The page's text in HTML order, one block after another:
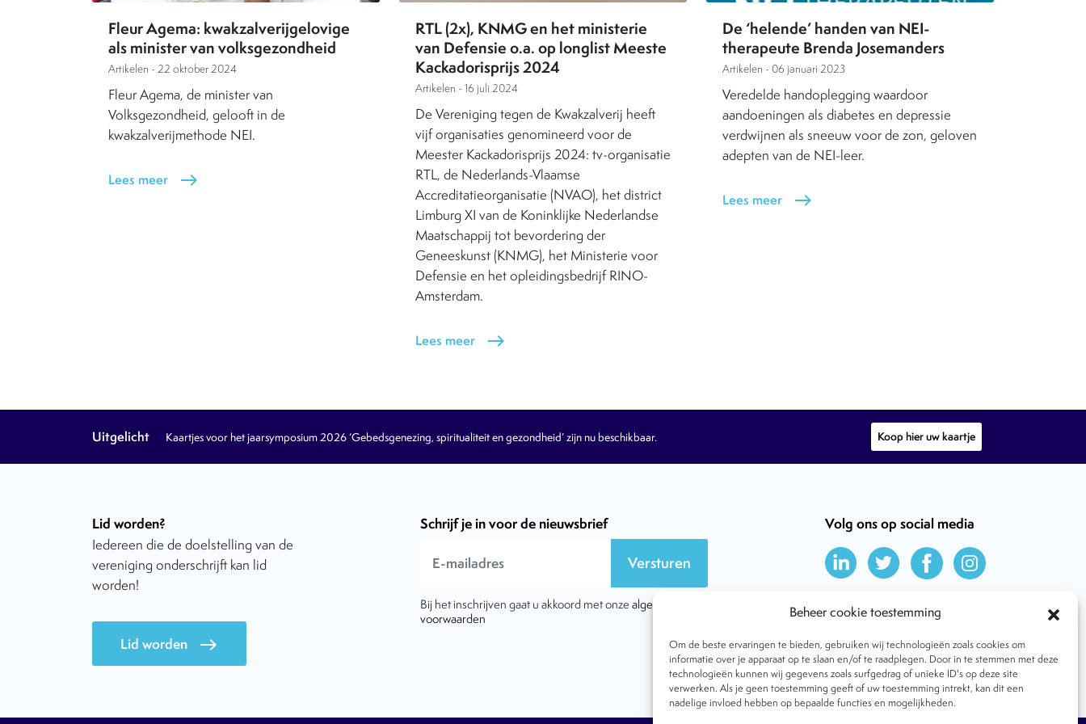
Beheer cookie toestemming
Om de beste ervaringen te bieden, gebruiken wij technologieën zoals cookies om
informatie over je apparaat op te slaan en/of te raadplegen. Door in te stemmen met deze
technologieën kunnen wij gegevens zoals surfgedrag of unieke ID's op deze site
verwerken. Als je geen toestemming geeft of uw toestemming intrekt, kan dit een
nadelige invloed hebben op bepaalde functies en mogelijkheden.
Fleur Agema: kwakzalverijgelovige
als minister van volksgezondheid
Artikelen - 22 oktober 2024
Fleur Agema, de minister van
Volksgezondheid, gelooft in de
kwakzalverijmethode NEI.
Lees meer east
RTL (2x), KNMG en het ministerie
van Defensie o.a. op longlist Meeste
Kackadorisprijs 2024
Artikelen - 16 juli 2024
De Vereniging tegen de Kwakzalverij heeft
vijf organisaties genomineerd voor de
Meester Kackadorisprijs 2024: tv-organisatie
RTL, de Nederlands-Vlaamse
Accreditatieorganisatie (NVAO), het district
Limburg XI van de Koninklijke Nederlandse
Maatschappij tot bevordering der
Geneeskunst (KNMG), het Ministerie voor
Defensie en het opleidingsbedrijf RINO-
Amsterdam.
Lees meer east
De ‘helende’ handen van NEI-
therapeute Brenda Josemanders
Artikelen - 06 januari 2023
Veredelde handoplegging waardoor
aandoeningen als diabetes en depressie
verdwijnen als sneeuw voor de zon, geloven
adepten van de NEI-leer.
Lees meer east
Uitgelicht Kaartjes voor het jaarsymposium 2026 ‘Gebedsgenezing, spiritualiteit en gezondheid’ zijn nu beschikbaar. Koop hier uw kaartje
Lid worden?
Iedereen die de doelstelling van de
vereniging onderschrijft kan lid
worden!
Lid worden east
Schrijf je in voor de nieuwsbrief
Versturen
Bij het inschrijven gaat u akkoord met onze algemene
voorwaarden
Volg ons op social media